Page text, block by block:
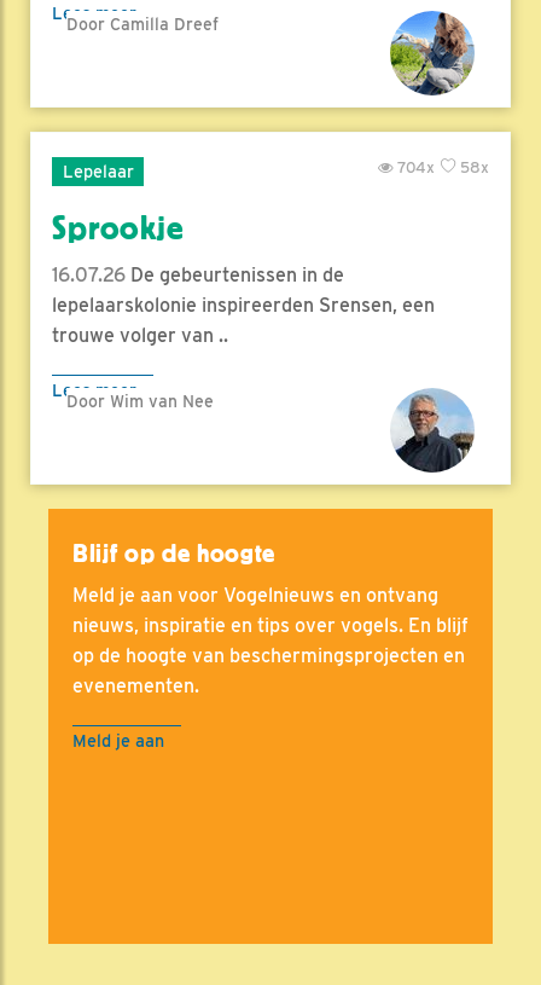
Lees meer
Door Camilla Dreef
Lepelaar 58x
704x
Sprookje
16.07.26 De gebeurtenissen in de
lepelaarskolonie inspireerden Srensen, een
trouwe volger van ..
Lees meer
Door Wim van Nee
Blijf op de hoogte
Meld je aan voor Vogelnieuws en ontvang
nieuws, inspiratie en tips over vogels. En blijf
op de hoogte van beschermingsprojecten en
evenementen.
Meld je aan